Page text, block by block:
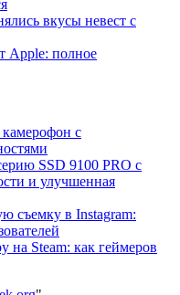
вкусы невест с
Apple: полное
с
SSD 9100 PRO с
и улучшенная
съемку в Instagram:
на Steam: как геймеров